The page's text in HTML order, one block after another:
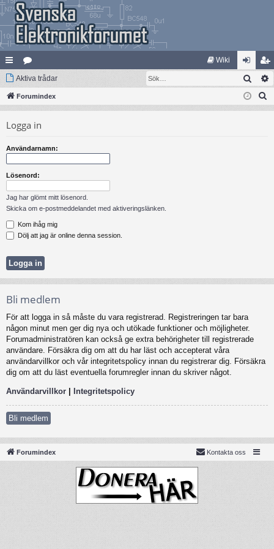
na
bb
ar
at
eg
er
Wiki
og
ga
li
m
Aktiva trådar Sök
Forumindex
Logga in
Användarnamn:
Lösenord:
Jag har glömt mitt lösenord.
Skicka om e-postmeddelandet med aktiveringslänken.
Kom ihåg mig
Dölj att jag är online denna session.
Bli medlem
För att logga in så måste du vara registrerad. Registreringen tar bara
någon minut men ger dig nya och utökade funktioner och möjligheter.
Forumadministratören kan också ge extra behörigheter till registrerade
användare. Försäkra dig om att du har läst och accepterat våra
användarvillkor och vår integritetspolicy innan du registrerar dig. Försäkra
dig om att du läst eventuella forumregler innan du skriver något.
Användarvillkor | Integritetspolicy
Bli medlem
Forumindex Kontakta oss